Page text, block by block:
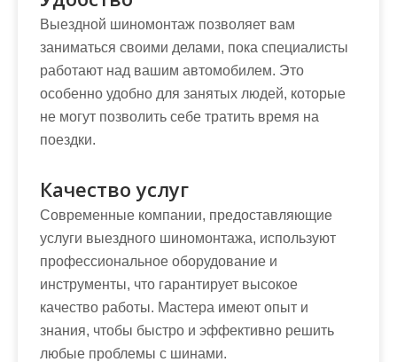
Выездной шиномонтаж позволяет вам
заниматься своими делами, пока специалисты
работают над вашим автомобилем. Это
особенно удобно для занятых людей, которые
не могут позволить себе тратить время на
поездки.
Качество услуг
Современные компании, предоставляющие
услуги выездного шиномонтажа, используют
профессиональное оборудование и
инструменты, что гарантирует высокое
качество работы. Мастера имеют опыт и
знания, чтобы быстро и эффективно решить
любые проблемы с шинами.